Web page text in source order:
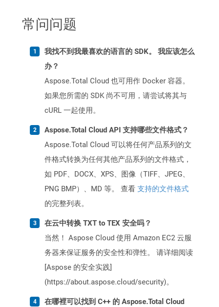
常问问题
我找不到我最喜欢的语言的 SDK。 我应该怎么
办？
Aspose.Total Cloud 也可用作 Docker 容器。
如果您所需的 SDK 尚不可用，请尝试将其与
cURL 一起使用。
Aspose.Total Cloud API 支持哪些文件格式？
Aspose.Total Cloud 可以将任何产品系列的文
件格式转换为任何其他产品系列的文件格式，
如 PDF、DOCX、XPS、图像（TIFF、JPEG、
PNG BMP）、MD 等。 查看 支持的文件格式
的完整列表。
在云中转换 TXT to TEX 安全吗？
当然！ Aspose Cloud 使用 Amazon EC2 云服
务器来保证服务的安全性和弹性。 请详细阅读
[Aspose 的安全实践]
(https://about.aspose.cloud/security)。
在哪裡可以找到 C++ 的 Aspose.Total Cloud